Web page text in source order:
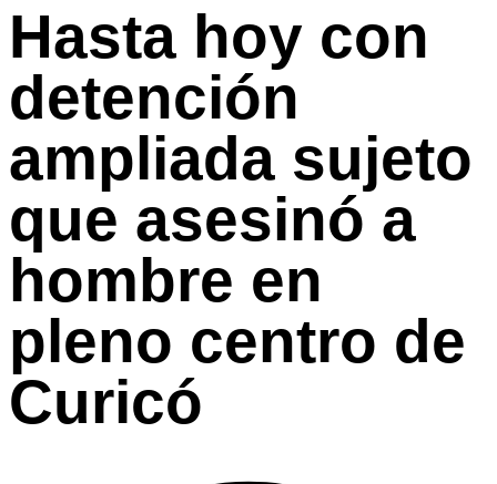
Hasta hoy con
detención
ampliada sujeto
que asesinó a
hombre en
pleno centro de
Curicó